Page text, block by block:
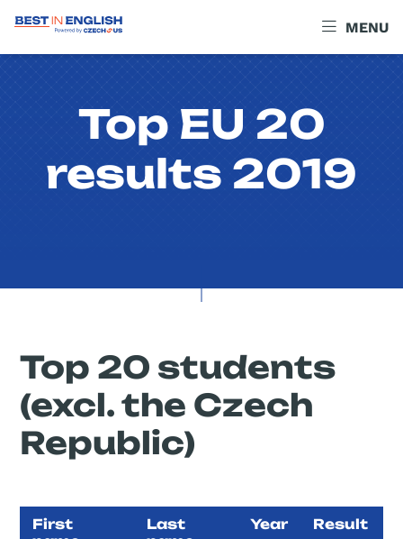
MENU
Top EU 20
results 2019
Top 20 students
(excl. the Czech
Republic)
First
Last
Year Result